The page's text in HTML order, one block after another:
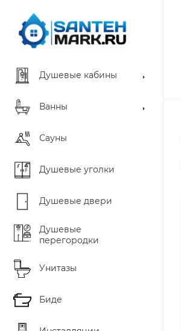
Душевые кабины
Ванны
Сауны
Душевые уголки
Душевые двери
Душевые
перегородки
Унитазы
Биде